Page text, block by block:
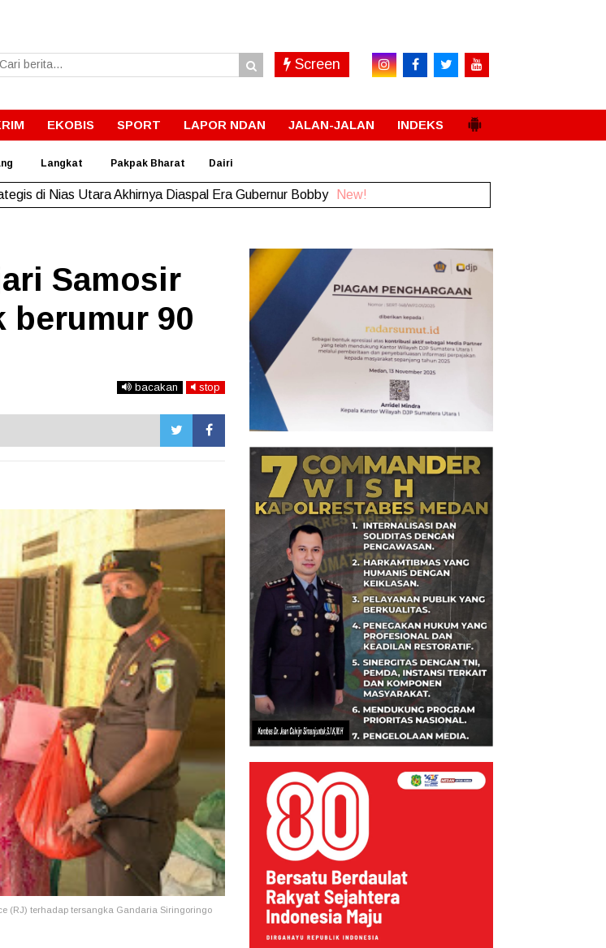
Screen
EKOBIS SPORT LAPOR NDAN JALAN-JALAN INDEKS
Langkat Pakpak Bharat Dairi
SMPN 4 Sitolu Ori Miliki Gedung Permanen New!
Samosir
berumur 90
bacakan stop
(RJ) terhadap tersangka Gandaria Siringoringo